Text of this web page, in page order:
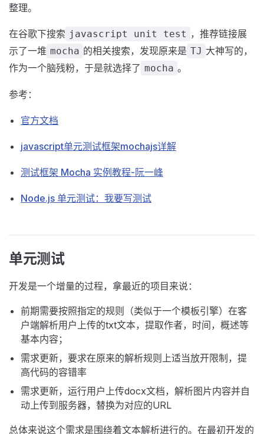
整理。
在谷歌下搜索 javascript unit test ，推荐链接展
示了一堆 mocha 的相关搜索，发现原来是 TJ 大神写的，
作为一个脑残粉，于是就选择了 mocha 。
参考：
官方文档
javascript单元测试框架mochajs详解
测试框架 Mocha 实例教程-阮一峰
Node.js 单元测试：我要写测试
单元测试
开发是一个增量的过程，拿最近的项目来说：
前期需要按照指定的规则（类似于一个模板引擎）在客
户端解析用户上传的txt文本，提取作者，时间，概述等
基本内容；
需求更新，要求在原来的解析规则上适当放开限制，提
高代码的容错率
需求更新，运行用户上传docx文档，解析图片内容并自
动上传到服务器，替换为对应的URL
总体来说这个需求是围绕着文本解析进行的。在最初开发的